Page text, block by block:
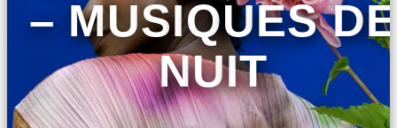
– MUSIQUES DE
NUIT